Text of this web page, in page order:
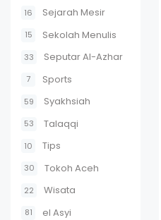
16 Sejarah Mesir
15 Sekolah Menulis
33 Seputar Al-Azhar
7 Sports
59 Syakhsiah
53 Talaqqi
10 Tips
30 Tokoh Aceh
22 Wisata
81 el Asyi